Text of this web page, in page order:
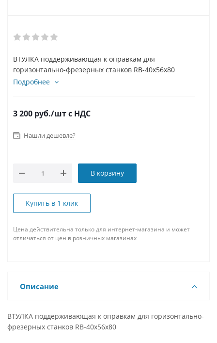
ВТУЛКА поддерживающая к оправкам для
горизонтально-фрезерных станков RB-40x56x80
Подробнее
3 200 руб./штс НДС
Нашли дешевле?
В корзину
Купить в 1 клик
Цена действительна только для интернет-магазина и может
отличаться от цен в розничных магазинах
Описание
ВТУЛКА поддерживающая к оправкам для горизонтально-
фрезерных станков RB-40x56x80